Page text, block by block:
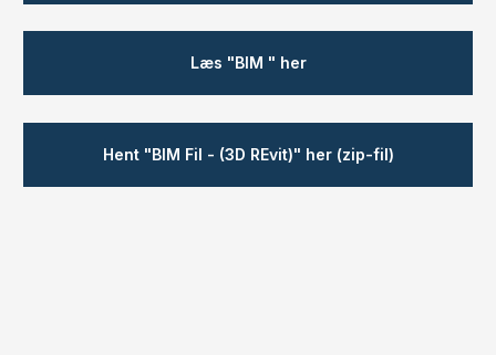
​Læs "BIM " her
Hent "BIM Fil - (3D REvit)" her (zip-fil)